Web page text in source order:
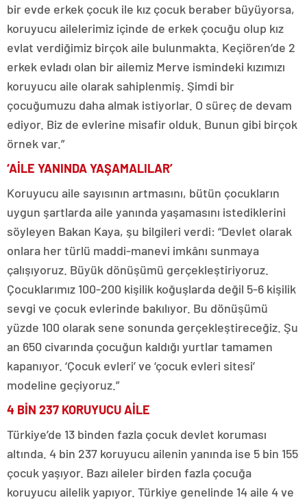
bir evde erkek çocuk ile kız çocuk beraber büyüyorsa,
koruyucu ailelerimiz içinde de erkek çocuğu olup kız
evlat verdiğimiz birçok aile bulunmakta. Keçiören’de 2
erkek evladı olan bir ailemiz Merve ismindeki kızımızı
koruyucu aile olarak sahiplenmiş. Şimdi bir
çocuğumuzu daha almak istiyorlar. O süreç de devam
ediyor. Biz de evlerine misafir olduk. Bunun gibi birçok
örnek var.”
‘AİLE YANINDA YAŞAMALILAR’
Koruyucu aile sayısının artmasını, bütün çocukların
uygun şartlarda aile yanında yaşamasını istediklerini
söyleyen Bakan Kaya, şu bilgileri verdi: “Devlet olarak
onlara her türlü maddi-manevi imkânı sunmaya
çalışıyoruz. Büyük dönüşümü gerçekleştiriyoruz.
Çocuklarımız 100-200 kişilik koğuşlarda değil 5-6 kişilik
sevgi ve çocuk evlerinde bakılıyor. Bu dönüşümü
yüzde 100 olarak sene sonunda gerçekleştireceğiz. Şu
an 650 civarında çocuğun kaldığı yurtlar tamamen
kapanıyor. ‘Çocuk evleri’ ve ‘çocuk evleri sitesi’
modeline geçiyoruz.”
4 BİN 237 KORUYUCU AİLE
Türkiye’de 13 binden fazla çocuk devlet koruması
altında. 4 bin 237 koruyucu ailenin yanında ise 5 bin 155
çocuk yaşıyor. Bazı aileler birden fazla çocuğa
koruyucu ailelik yapıyor. Türkiye genelinde 14 aile 4 ve